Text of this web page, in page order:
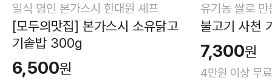
일식 명인 본가스시 한대원 셰프
[모두의맛집] 본가스시 소유닭고
기솥밥 300g
6,500원
유기농 쌀로 만
불고기 사천
7,300원
4만원 이상 무